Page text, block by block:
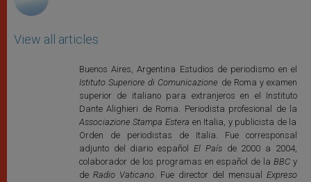
View all articles
Buenos Aires, Argentina Estudios de periodismo en el
Istituto Superiore di Comunicazione de Roma y examen
superior de italiano para extranjeros en el Instituto
Dante Alighieri de Roma. Periodista profesional de la
Associazione Stampa Estera en Italia, y publicista de la
Orden de periodistas de Italia. Fue corresponsal
adjunto del diario españolEl Paísde 2000 a 2004,
colaborador de los programas en español de la BBCy
de Radio Vaticano. Fue director del mensualExpreso